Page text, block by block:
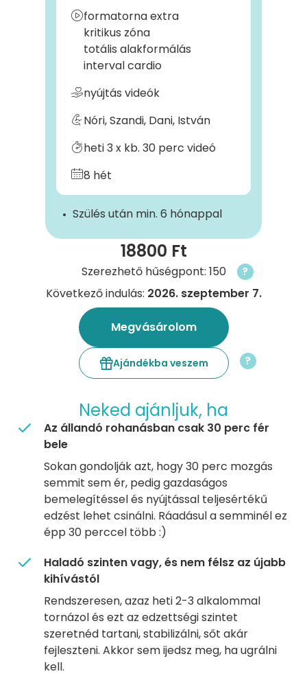
formatorna extra
kritikus zóna
totális alakformálás
interval cardio
nyújtás videók
Nóri, Szandi, Dani, István
heti 3 x kb. 30 perc videó
8 hét
Szülés után min. 6 hónappal
18800 Ft
Szerezhető hűségpont: 150
?
Következő indulás: 2026. szeptember 7.
Megvásárolom
Ajándékba veszem ?
Neked ajánljuk, ha
Az állandó rohanásban csak 30 perc fér
bele
Sokan gondolják azt, hogy 30 perc mozgás
semmit sem ér, pedig gazdaságos
bemelegítéssel és nyújtással teljesértékű
edzést lehet csinálni. Ráadásul a semminél ez
épp 30 perccel több :)
Haladó szinten vagy, és nem félsz az újabb
kihívástól
Rendszeresen, azaz heti 2-3 alkalommal
tornázol és ezt az edzettségi szintet
szeretnéd tartani, stabilizálni, sőt akár
fejleszteni. Akkor sem ijedsz meg, ha ugrálni
kell.